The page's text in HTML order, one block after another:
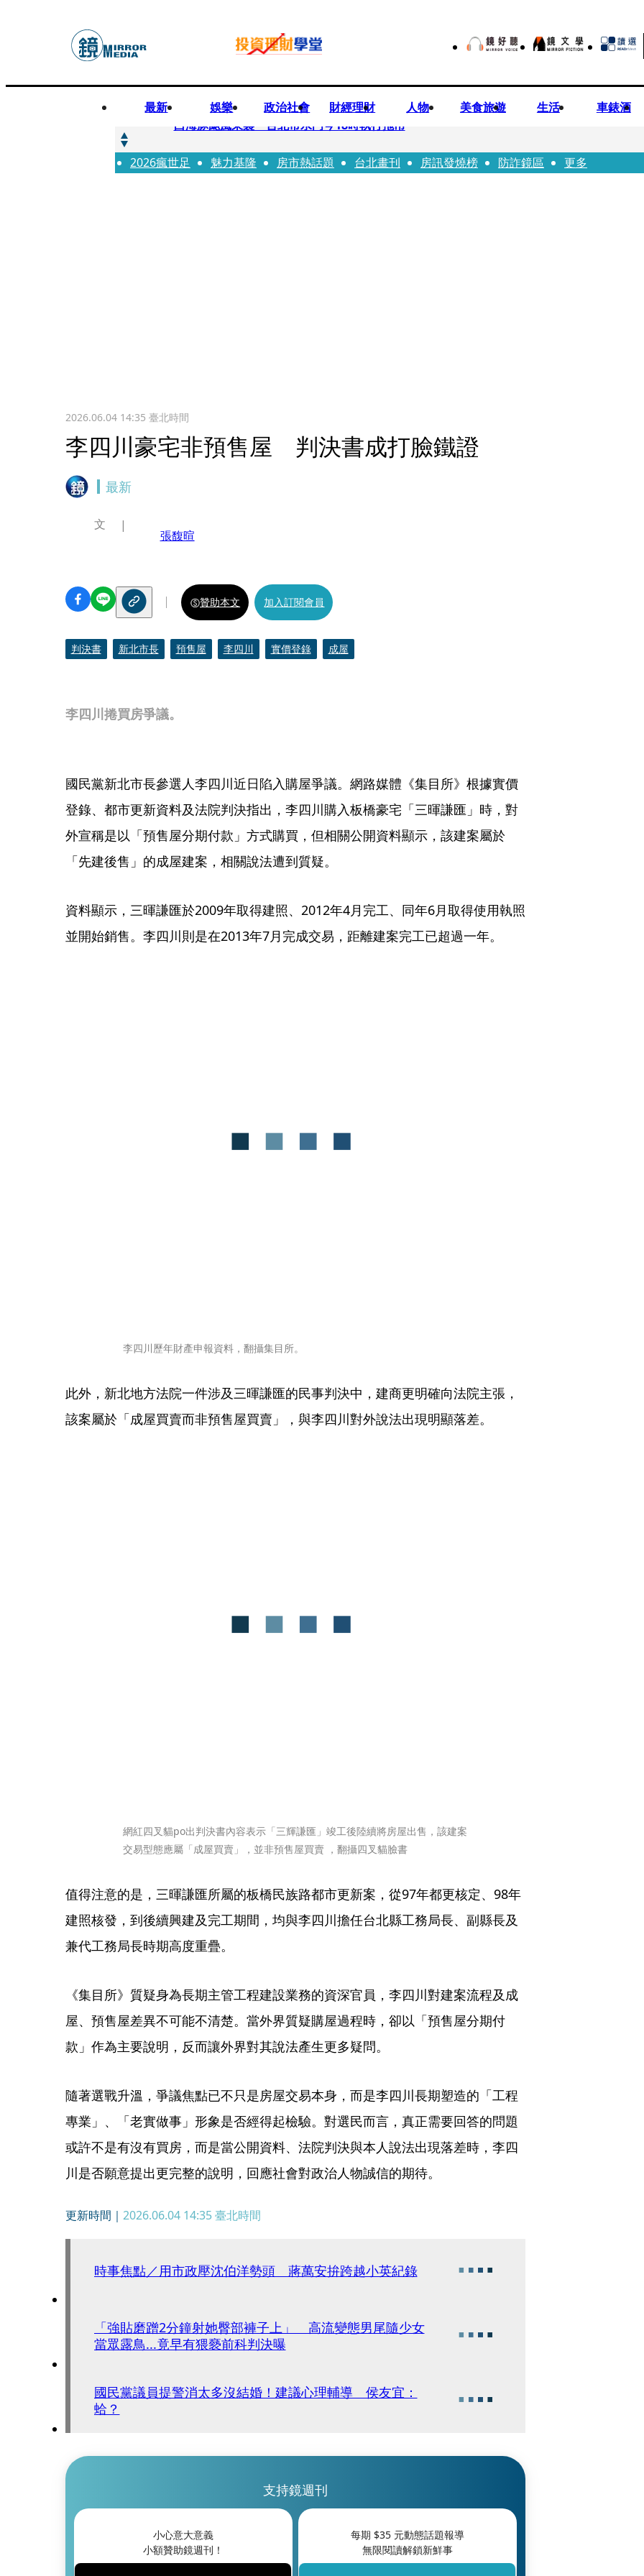
最新 娛樂 政治社會 財經理財 人物 美食旅遊 生活 車錶酒
快訊
白海豚颱風來襲 台北市水門今18時執行拖吊
快訊
AKIRA台北唱到一半突收兒子告白「爸爸I LOVE YOU」 驚喜林志玲同步曝光父親節「披
2026瘋世足 魅力基隆 房市熱話題 台北畫刊 房訊發燒榜 防詐鏡區 更多
2026.06.04 14:35 臺北時間
李四川豪宅非預售屋 判決書成打臉鐵證
最新
李四川捲買房爭議。
文
張馥暄
贊助本文 加入訂閱會員
判決書 新北市長 預售屋 李四川 實價登錄 成屋
國民黨新北市長參選人李四川近日陷入購屋爭議。網路媒體《集目所》根據實價
登錄、都市更新資料及法院判決指出，李四川購入板橋豪宅「三暉謙匯」時，對
外宣稱是以「預售屋分期付款」方式購買，但相關公開資料顯示，該建案屬於
「先建後售」的成屋建案，相關說法遭到質疑。
資料顯示，三暉謙匯於2009年取得建照、2012年4月完工、同年6月取得使用執照
並開始銷售。李四川則是在2013年7月完成交易，距離建案完工已超過一年。
李四川歷年財產申報資料，翻攝集目所。
此外，新北地方法院一件涉及三暉謙匯的民事判決中，建商更明確向法院主張，
該案屬於「成屋買賣而非預售屋買賣」，與李四川對外說法出現明顯落差。
網紅四叉貓po出判決書內容表示「三輝謙匯」竣工後陸續將房屋出售，該建案
交易型態應屬「成屋買賣」，並非預售屋買賣 ，翻攝四叉貓臉書
值得注意的是，三暉謙匯所屬的板橋民族路都市更新案，從97年都更核定、98年
建照核發，到後續興建及完工期間，均與李四川擔任台北縣工務局長、副縣長及
兼代工務局長時期高度重疊。
《集目所》質疑身為長期主管工程建設業務的資深官員，李四川對建案流程及成
屋、預售屋差異不可能不清楚。當外界質疑購屋過程時，卻以「預售屋分期付
款」作為主要說明，反而讓外界對其說法產生更多疑問。
隨著選戰升溫，爭議焦點已不只是房屋交易本身，而是李四川長期塑造的「工程
專業」、「老實做事」形象是否經得起檢驗。對選民而言，真正需要回答的問題
或許不是有沒有買房，而是當公開資料、法院判決與本人說法出現落差時，李四
川是否願意提出更完整的說明，回應社會對政治人物誠信的期待。
更新時間｜ 2026.06.04 14:35臺北時間
時事焦點／用市政壓沈伯洋勢頭 蔣萬安拚跨越小英紀錄
「強貼磨蹭2分鐘射她臀部褲子上」 高流變態男尾隨少女
當眾露鳥...竟早有猥褻前科判決曝
國民黨議員提警消太多沒結婚！建議心理輔導 侯友宜：
蛤？
支持鏡週刊
小心意大意義
小額贊助鏡週刊！
每期 $35元動態話題報導
無限閱讀解鎖新鮮事